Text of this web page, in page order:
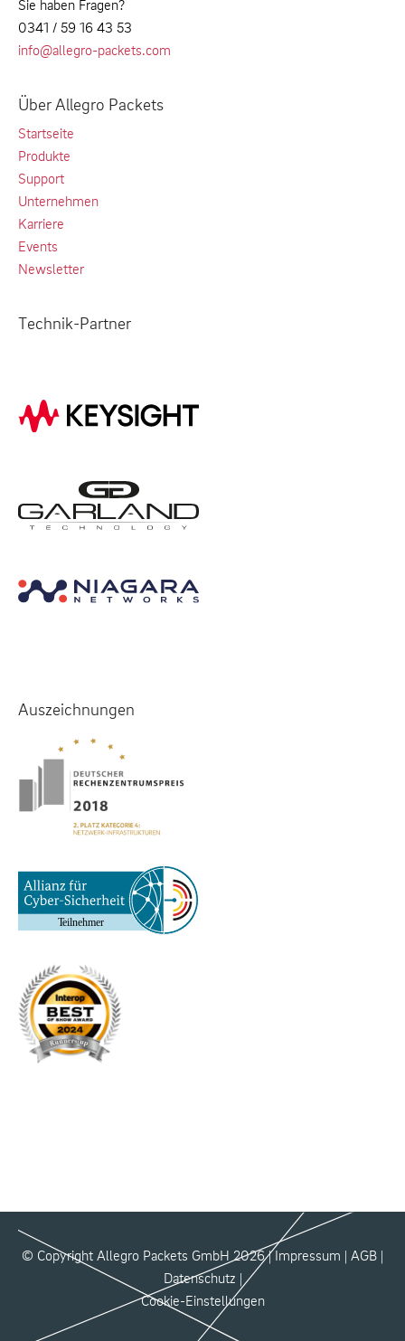
Sie haben Fragen?
0341 / 59 16 43 53
info@allegro-packets.com
Über Allegro Packets
Startseite
Produkte
Support
Unternehmen
Karriere
Events
Newsletter
Technik-Partner
Auszeichnungen
© Copyright Allegro Packets GmbH 2026 |Impressum | AGB |
Datenschutz |
Cookie-Einstellungen